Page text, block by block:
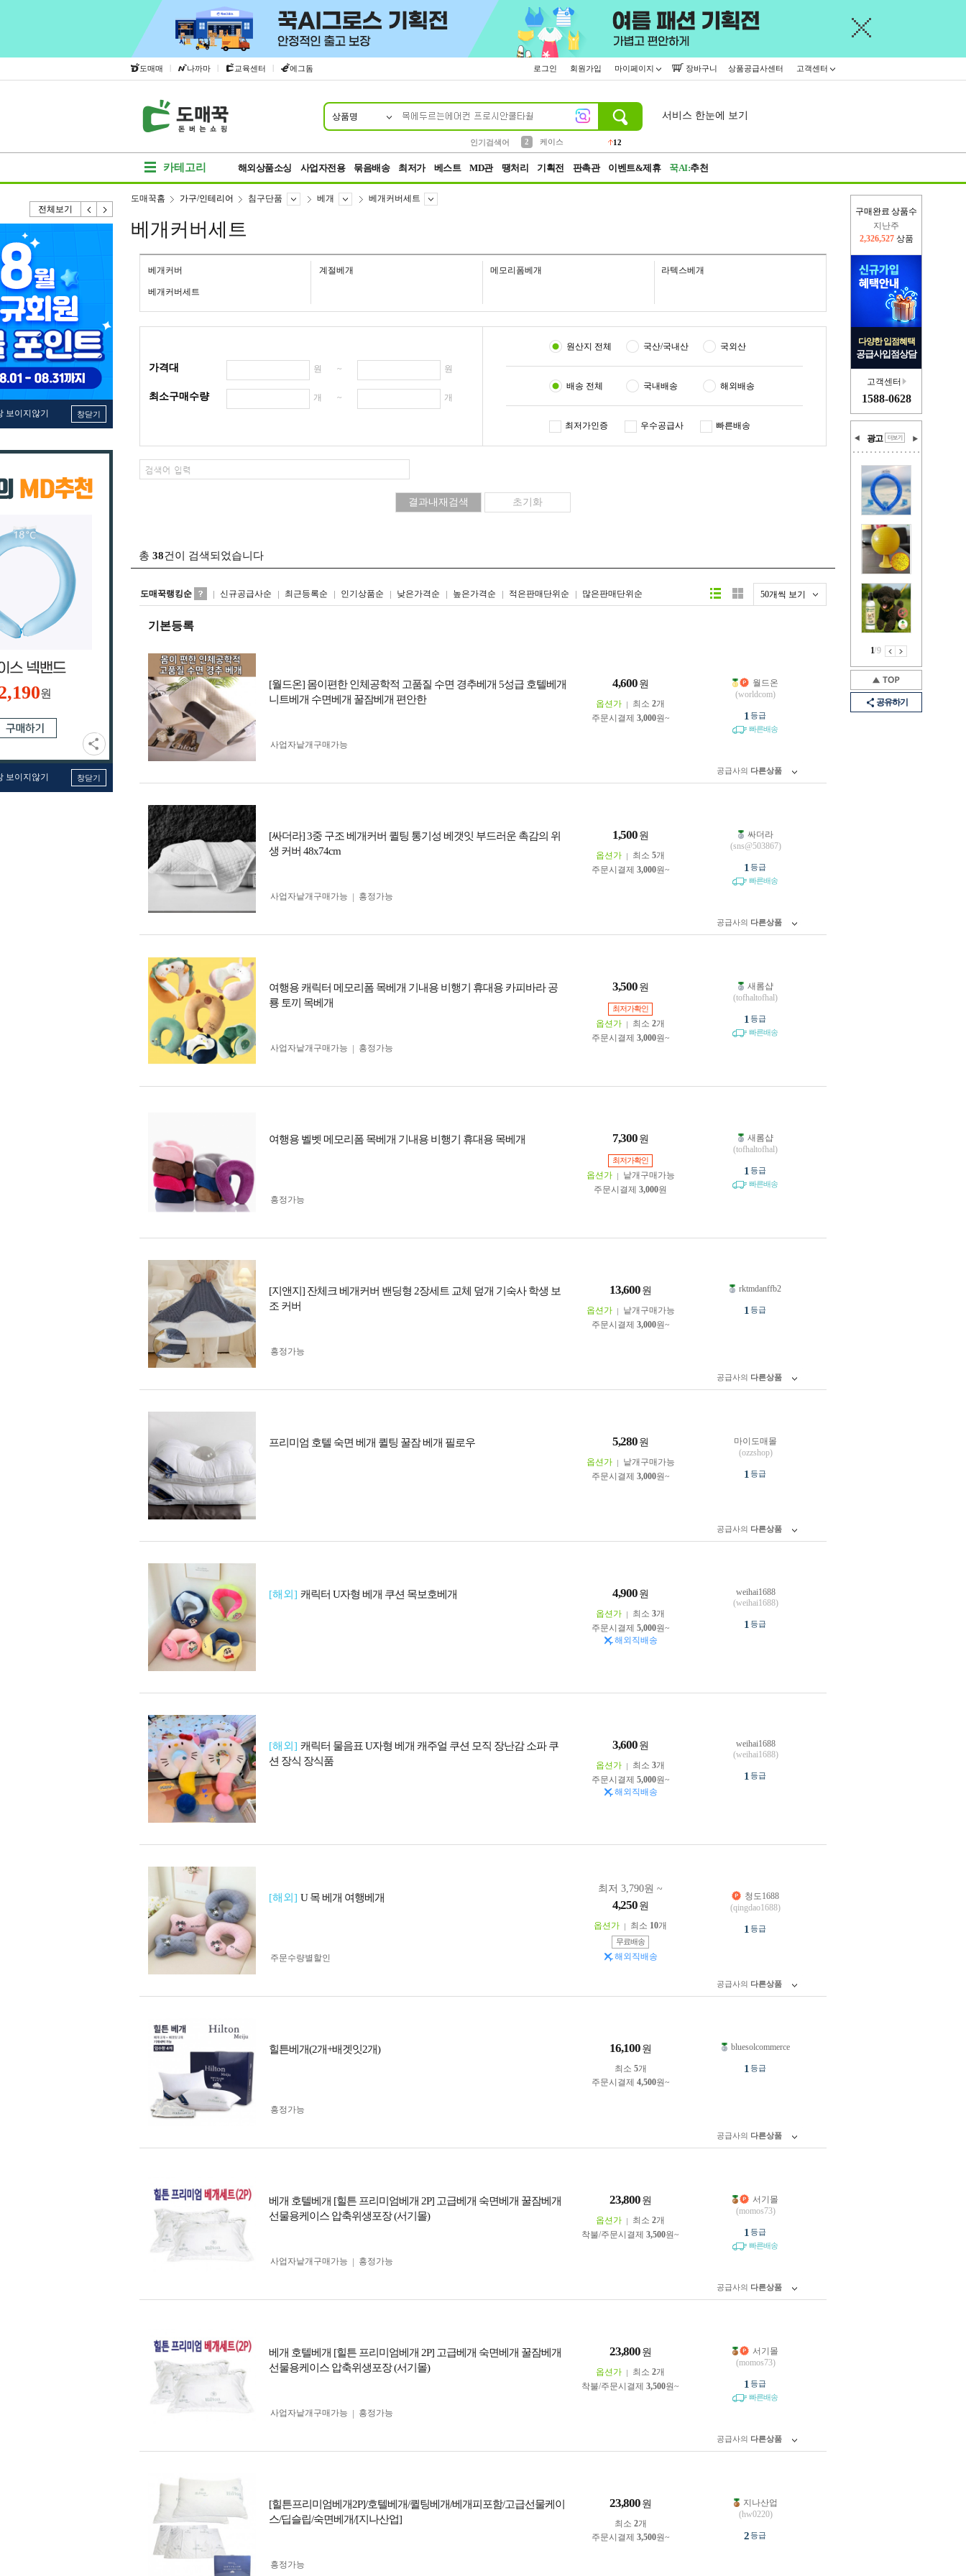
도매매 | 나까마 | 교육센터 | 에그돔 로그인 회원가입 마이페이지 장바구니 상품공급사센터 고객센터
상품명
인기검색어
2
케이스
12
서비스 한눈에 보기
카테고리 해외상품소싱 사업자전용 묶음배송 최저가 베스트 MD관 땡처리 기획전 판촉관 이벤트&제휴 꾹AI:추천
전체보기
보이지않기 창닫기
원
보이지않기 창닫기
구매완료 상품수
지난주
2,326,527상품
이번주
2,271,276 상품
다양한 입점혜택
공급사입점상담
고객센터
1588-0628
광고
1/9
공유하기
도매꾹홈 가구/인테리어 침구단품 베개 베개커버세트
베개커버세트
베개커버 계절베개 메모리폼베개 라텍스베개
베개커버세트
가격대 원 ~ 원
최소구매수량 개 ~ 개
원산지 전체 국산/국내산 국외산
배송 전체 국내배송 해외배송
최저가인증 우수공급사 빠른배송
총 38건이 검색되었습니다
도매꾹랭킹순 신규공급사순 최근등록순 인기상품순 낮은가격순 높은가격순 적은판매단위순 많은판매단위순 50개씩 보기
리스트형갤러리형
기본등록
[월드온] 몸이편한 인체공학적 고품질 수면 경추베개 5성급 호텔베개
니트베개 수면베개 꿀잠베개 편안한
4,600 원
옵션가 최소 2개
주문시결제 3,000원~
사업자 낱개구매가능
월드온
(worldcom)
1 등급
빠른배송
공급사의 다른상품
[싸더라] 3중 구조 베개커버 퀼팅 통기성 베갯잇 부드러운 촉감의 위
생 커버 48x74cm
1,500 원
옵션가 최소 5개
주문시결제 3,000원~
사업자 낱개구매가능 흥정가능
싸더라
(sns@503867)
1 등급
빠른배송
공급사의 다른상품
여행용 캐릭터 메모리폼 목베개 기내용 비행기 휴대용 카피바라 공
룡 토끼 목베개
3,500 원
최저가확인
옵션가 최소 2개
주문시결제 3,000원~
사업자 낱개구매가능
흥정가능
새롬샵
(tofhaltofhal)
1 등급
빠른배송
여행용 벨벳 메모리폼 목베개 기내용 비행기 휴대용 목베개 7,300 원
최저가확인
옵션가
낱개구매가능
주문시결제 3,000원
흥정가능
새롬샵
(tofhaltofhal)
1 등급
빠른배송
[지앤지] 잔체크 베개커버 밴딩형 2장세트 교체 덮개 기숙사 학생 보
조 커버
13,600 원
옵션가
낱개구매가능
주문시결제 3,000원~
흥정가능
rktmdanffb2
1 등급
공급사의 다른상품
프리미엄 호텔 숙면 베개 퀼팅 꿀잠 베개 필로우 5,280 원
옵션가
낱개구매가능
주문시결제 3,000원~
마이도매몰
(ozzshop)
1 등급
공급사의 다른상품
[해외] 캐릭터 U자형 베개 쿠션 목보호베개 4,900 원
옵션가 최소 3개
주문시결제 5,000원~
해외직배송
weihai1688
(weihai1688)
1 등급
[해외] 캐릭터 물음표 U자형 베개 캐주얼 쿠션 모직 장난감 소파 쿠
션 장식 장식품
3,600 원
옵션가 최소 3개
주문시결제 5,000원~
해외직배송
weihai1688
(weihai1688)
1 등급
[해외] U 목 베개 여행베개
최저 3,790원 ~
4,250 원
옵션가 최소 10개
무료배송
해외직배송
주문수량별할인
청도1688
(qingdao1688)
1 등급
공급사의 다른상품
힐튼베개(2개+배겟잇2개) 16,100 원
최소 5개
주문시결제 4,500원~
흥정가능
bluesolcommerce
1 등급
공급사의 다른상품
베개 호텔베개 [힐튼 프리미엄베개 2P] 고급베개 숙면베개 꿀잠베개
선물용케이스 압축위생포장 (서기몰)
23,800 원
옵션가 최소 2개
착불/주문시결제 3,500원~
사업자 낱개구매가능 흥정가능
서기몰
(momos73)
1 등급
빠른배송
공급사의 다른상품
베개 호텔베개 [힐튼 프리미엄베개 2P] 고급베개 숙면베개 꿀잠베개
선물용케이스 압축위생포장 (서기몰)
23,800 원
옵션가 최소 2개
착불/주문시결제 3,500원~
사업자 낱개구매가능 흥정가능
서기몰
(momos73)
1 등급
빠른배송
공급사의 다른상품
[힐튼프리미엄베개2P]/호텔베개/퀼팅베개/베개피포함/고급선물케이
스/딥슬립/숙면베개/[지나산업]
23,800 원
최소 2개
주문시결제 3,500원~
흥정가능
지나산업
(hw0220)
2등급